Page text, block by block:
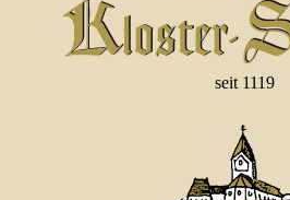
seit 1119